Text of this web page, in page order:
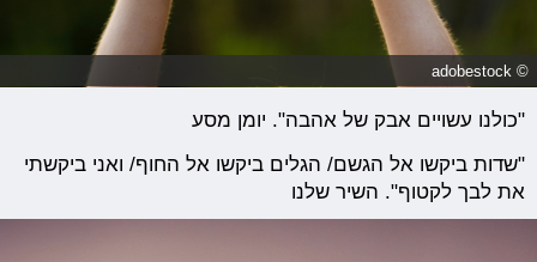
© adobestock
"כולנו עשויים אבק של אהבה". יומן מסע
"שדות ביקשו אל הגשם/ הגלים ביקשו אל החוף/ ואני ביקשתי
את לבך לקטוף". השיר שלנו